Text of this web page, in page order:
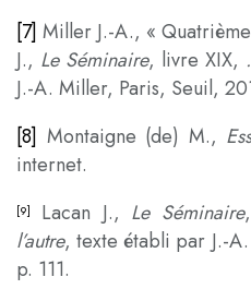
[7] Miller J.-A., «
J., Le Séminaire, livre XIX,
J.-A. Miller, Paris, Seuil,
[8] Montaigne (de) M.,
internet.
[9] Lacan J., Le Séminaire
l’autre, texte établi par J.-
p. 111.